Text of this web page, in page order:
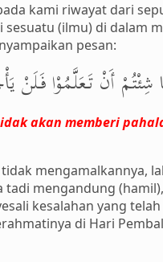
kami riwayat dari
(ilmu) di dalam
pesan:
شِئْتُمْ أَنْ تَعَلَّمُوْا فَلَنْ
akan memberi
mengamalkannya,
mengandung
kesalahan yang telah
di Hari